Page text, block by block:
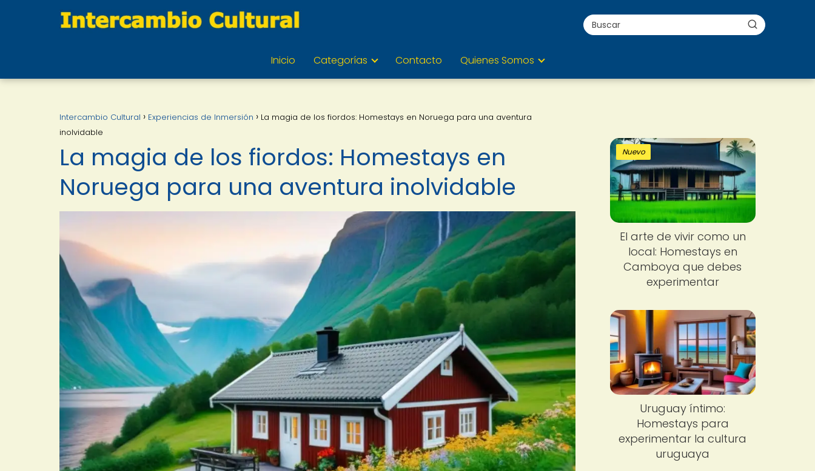
Inicio Categorías Contacto Quienes Somos
Intercambio Cultural Experiencias de Inmersión
La magia de los fiordos: Homestays en Noruega para una aventura
inolvidable
La magia de los fiordos: Homestays en
Noruega para una aventura inolvidable
Nuevo
El arte de vivir como un
local: Homestays en
Camboya que debes
experimentar
Uruguay íntimo:
Homestays para
experimentar la cultura
uruguaya